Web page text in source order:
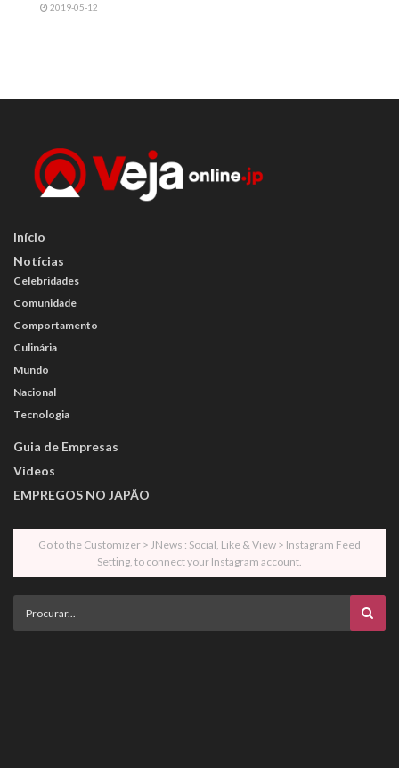
2019-05-12
Início
Notícias
Celebridades
Comunidade
Comportamento
Culinária
Mundo
Nacional
Tecnologia
Guia de Empresas
Videos
EMPREGOS NO JAPÃO
Go to the Customizer > JNews : Social, Like & View > Instagram Feed
Setting, to connect your Instagram account.